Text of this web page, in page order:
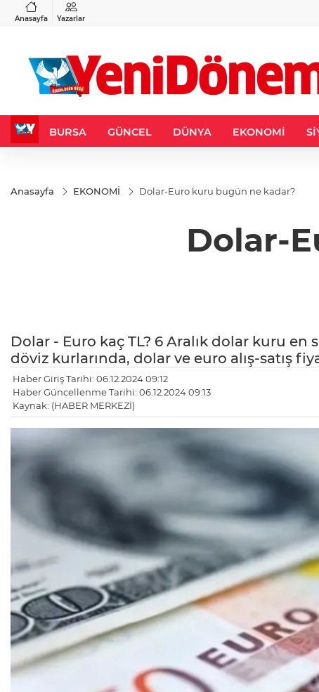
Anasayfa Yazarlar
%-0,22
BURSA GÜNCEL DÜNYA EKONOMİ
Anasayfa EKONOMİ Dolar-Euro kuru bugün ne kadar?
Dolar-
Dolar - Euro kaç TL? 6 Aralık dolar kuru
döviz kurlarında, dolar ve euro alış-satış
Haber Giriş Tarihi: 06.12.2024 09:12
Haber Güncellenme Tarihi: 06.12.2024 09:13
Kaynak: (HABER MERKEZİ)